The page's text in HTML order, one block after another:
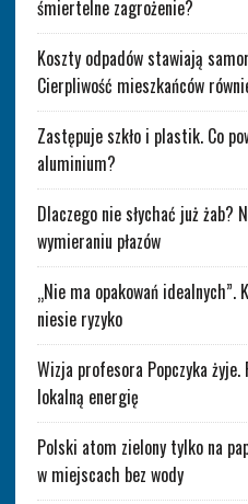
śmiertelne zagrożenie?
Koszty odpadów stawiają
Cierpliwość mieszkańców
Zastępuje szkło i plastik. Co
aluminium?
Dlaczego nie słychać już żab?
wymieraniu płazów
„Nie ma opakowań
niesie ryzyko
Wizja profesora Popczyka
lokalną energię
Polski atom zielony tylko na
w miejscach bez wody